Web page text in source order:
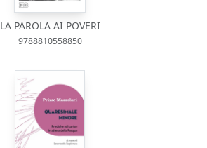
LA PAROLA AI POVERI
9788810558850